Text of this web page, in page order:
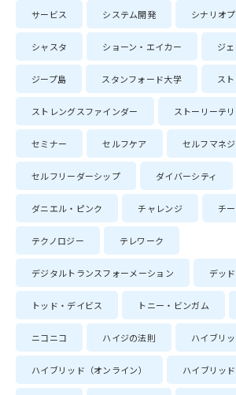
サービス システム開発 シナリオ
シャスタ ショーン・エイカー ジ
ジープ島 スタンフォード大学 ス
ストレングスファインダー ストーリーテ
セミナー セルフケア セルフマネ
セルフリーダーシップ ダイバーシティ
ダニエル・ピンク チャレンジ チ
テクノロジー テレワーク
デジタルトランスフォーメーション デッ
トッド・デイビス トニー・ビンガム
ニコニコ ハイジの法則 ハイブリ
ハイブリッド（オンライン） ハイブリッド